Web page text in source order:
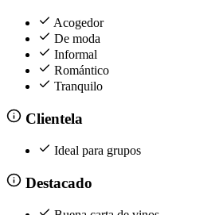
Acogedor
De moda
Informal
Romántico
Tranquilo
Clientela
Ideal para grupos
Destacado